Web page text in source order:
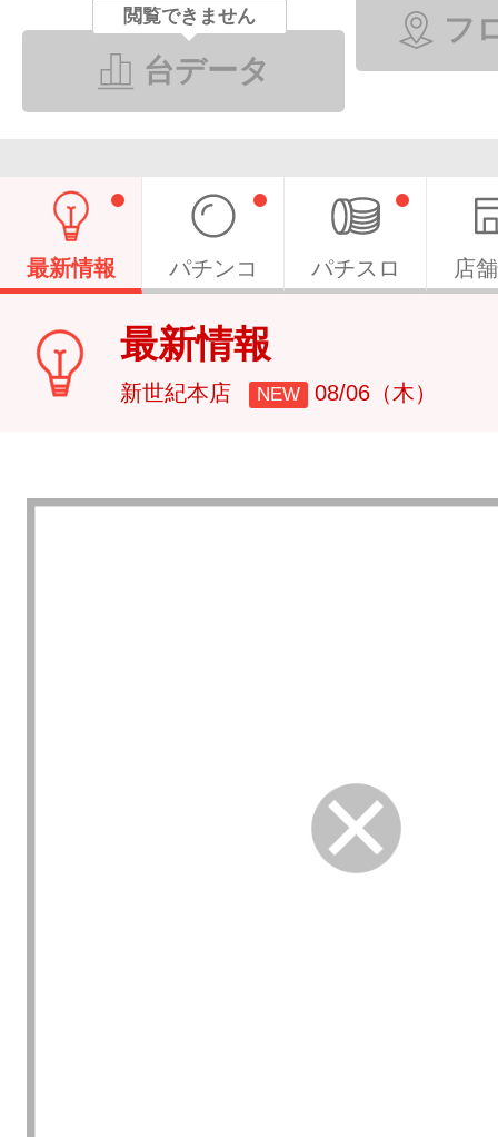
閲覧できません
台データ
フ
最新情報 パチンコ パチスロ 店
最新情報
新世紀本店 NEW 08/06（木）